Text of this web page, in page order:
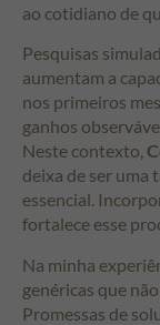
ao cotidiano de
Pesquisas
aumentam a
nos primeiros
ganhos
Neste contexto,
deixa de ser uma
essencial.
fortalece esse
Na minha
genéricas que
Promessas de